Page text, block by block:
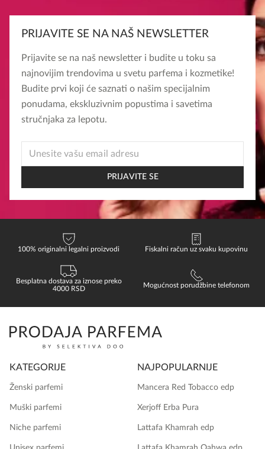
PRIJAVITE SE NA NAŠ NEWSLETTER
Prijavite se na naš newsletter i budite u toku sa
najnovijim trendovima u svetu parfema i kozmetike!
Budite prvi koji će saznati o našim specijalnim
ponudama, ekskluzivnim popustima i savetima
stručnjaka za lepotu.
EMAIL
PRIJAVITE SE
100% originalni legalni proizvodi Fiskalni račun uz svaku kupovinu
Besplatna dostava za iznose preko
4000 RSD
Mogućnost porudžbine telefonom
KATEGORIJE
Ženski parfemi
Muški parfemi
Niche parfemi
NAJPOPULARNIJE
Mancera Red Tobacco edp
Xerjoff Erba Pura
Lattafa Khamrah edp